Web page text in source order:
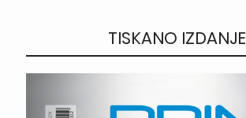
TISKANO IZDANJE